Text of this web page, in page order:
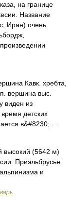
на границе
Название
Иран) очень
Кавк. хребта,
вершина выс.
виден из
детских
в&#8230; …
(5642 м)
Приэльбрусье
и